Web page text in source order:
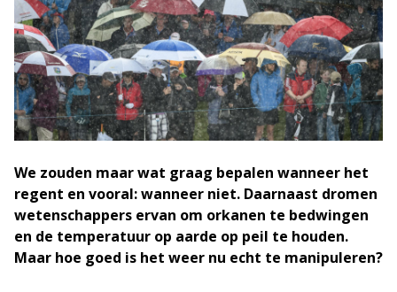
We zouden maar wat graag bepalen wanneer het
regent en vooral: wanneer niet. Daarnaast dromen
wetenschappers ervan om orkanen te bedwingen
en de temperatuur op aarde op peil te houden.
Maar hoe goed is het weer nu echt te manipuleren?